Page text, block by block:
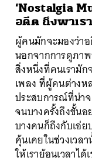
‘Nostalgia
อดีต ถึงพาเร
ผู้คนมักจะมองว่า
นอกจากการดูภา
สิ่งหนึ่งที่คนเรามั
เพลง ที่ผู้คนต่างห
ประสบการณ์ที่น่า
จนบางครั้งถึงขั้นอ
บางคนก็ถึงกับเอ่ย
คุ้นเคยในช่วงเวล
ให้เราย้อนเวลาได้